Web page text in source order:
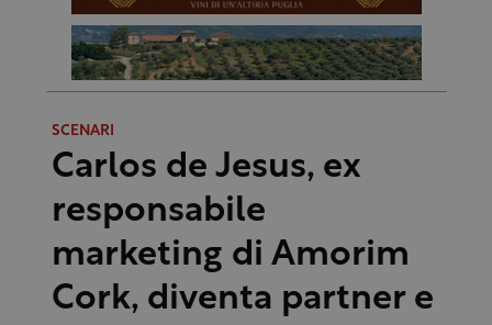
SCENARI
Carlos de Jesus, ex
responsabile
marketing di Amorim
Cork, diventa partner e